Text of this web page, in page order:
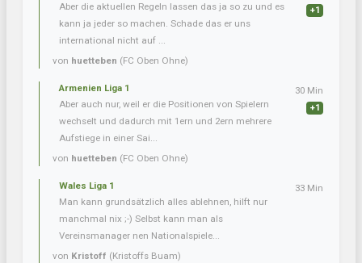
Aber die aktuellen Regeln lassen das ja so zu und es
kann ja jeder so machen. Schade das er uns
international nicht auf ...
von huetteben (FC Oben Ohne)
+1
Armenien Liga 1
Aber auch nur, weil er die Positionen von Spielern
wechselt und dadurch mit 1ern und 2ern mehrere
Aufstiege in einer Sai...
von huetteben (FC Oben Ohne)
30 Min
+1
Wales Liga 1
Man kann grundsätzlich alles ablehnen, hilft nur
manchmal nix ;-) Selbst kann man als
Vereinsmanager nen Nationalspiele...
von Kristoff (Kristoffs Buam)
33 Min